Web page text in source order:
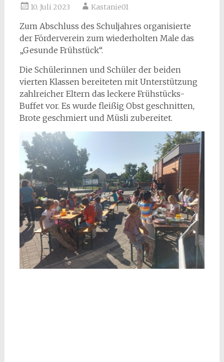
10. Juli 2023 Kastanie01
Zum Abschluss des Schuljahres organisierte
der Förderverein zum wiederholten Male das
„Gesunde Frühstück“.
Die Schülerinnen und Schüler der beiden
vierten Klassen bereiteten mit Unterstützung
zahlreicher Eltern das leckere Frühstücks-
Buffet vor. Es wurde fleißig Obst geschnitten,
Brote geschmiert und Müsli zubereitet.